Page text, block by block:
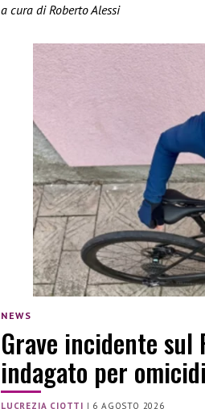
a cura di Roberto Alessi
NEWS
Grave incidente sul
indagato per
LUCREZIA CIOTTI | 6 AGOSTO 2026